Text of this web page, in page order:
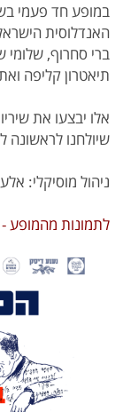
במופע חד פעמי
האנדלוסית
ברי סחרוף, שלומי
תיאטרון קליפה
אלו יבצעו את
שיולחנו לראשונה
ניהול מוסיקלי:
לתמונות מהמופע -